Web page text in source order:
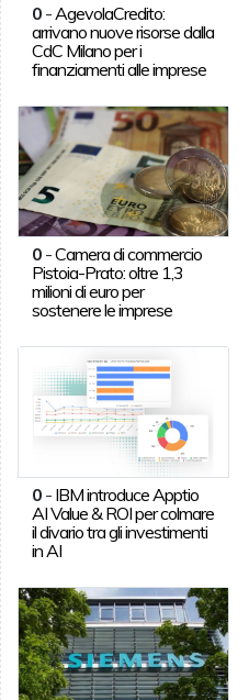
0- AgevolaCredito:
arrivano nuove risorse dalla
CdC Milano per i
finanziamenti alle imprese
0-Camera di commercio
Pistoia-Prato: oltre 1,3
milioni di euro per
sostenere le imprese
0- IBM introduce Apptio
AI Value & ROI per colmare
il divario tra gli investimenti
in AI